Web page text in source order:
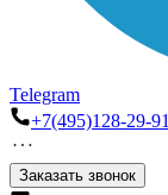
Telegram
+7(495)128-29-91
Заказать звонок